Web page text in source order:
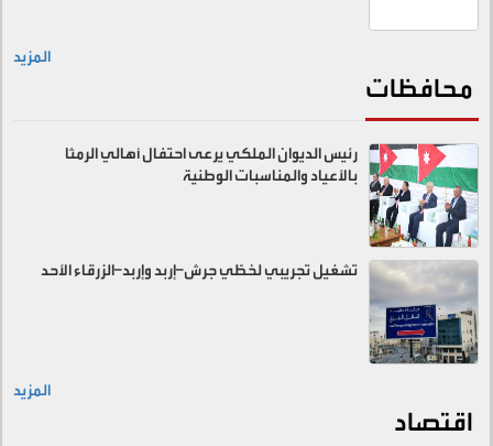
المزيد
محافظات
رئيس الديوان الملكي يرعى احتفال أهالي الرمثا
بالأعياد والمناسبات الوطنية
تشغيل تجريبي لخطّي جرش–إربد وإربد–الزرقاء الأحد
المزيد
اقتصاد